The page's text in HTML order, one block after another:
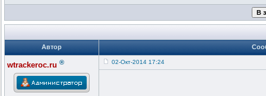
Автор
wtrackeroc.ru ® 02-Окт-2014 17:24